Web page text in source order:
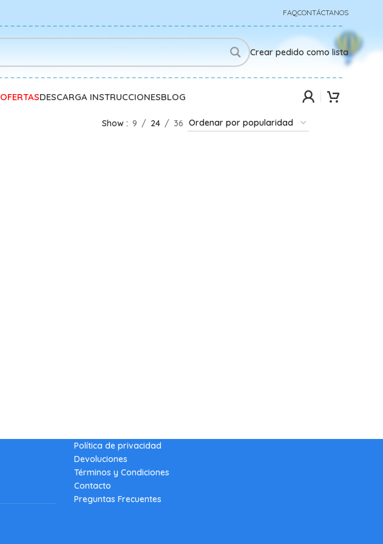
FAQCONTÁCTANOS
Crear pedido como lista
OFERTASDESCARGA INSTRUCCIONESBLOG
Show 9 24 36
Política de privacidad
Devoluciones
Términos y Condiciones
Contacto
Preguntas Frecuentes